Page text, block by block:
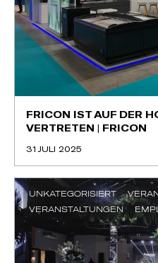
FRICON IST AUF DER
VERTRETEN | FRICON
31 JULI 2025
UNKATEGORISIERT
VERANSTALTUNGEN